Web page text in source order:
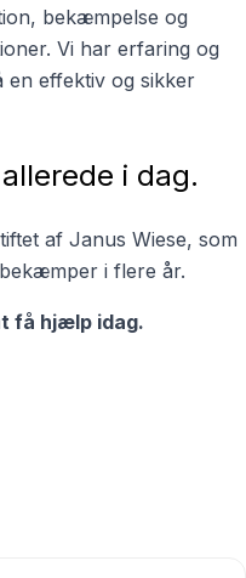
bekæmpelse og
Vi har erfaring og
effektiv og sikker
allerede i dag.
af Janus Wiese, som
i flere år.
få hjælp idag.